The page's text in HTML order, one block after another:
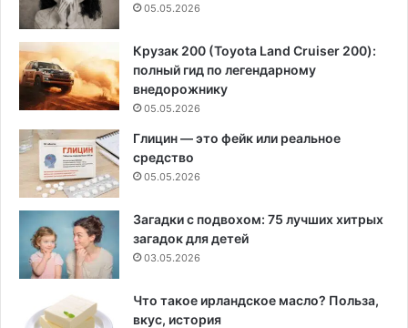
05.05.2026
Крузак 200 (Toyota Land Cruiser 200):
полный гид по легендарному
внедорожнику
05.05.2026
Глицин — это фейк или реальное
средство
05.05.2026
Загадки с подвохом: 75 лучших хитрых
загадок для детей
03.05.2026
Что такое ирландское масло? Польза,
вкус, история